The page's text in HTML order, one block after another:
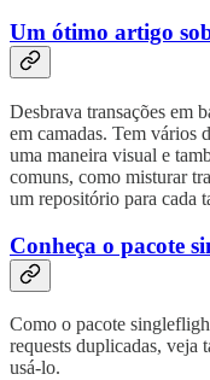
Um ótimo artigo
Desbrava transações em
em camadas. Tem vários
uma maneira visual e
comuns, como misturar
um repositório para cada
Conheça o pacote
Como o pacote
requests duplicadas, veja
usá-lo.